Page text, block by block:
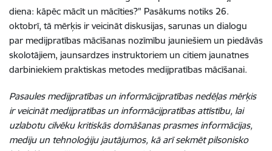
diena: kāpēc mācīt un mācīties?" Pasākums notiks 26.
oktobrī, tā mērķis ir veicināt diskusijas, sarunas un dialogu
par medijpratības mācīšanas nozīmību jauniešiem un piedāvās
skolotājiem, jaunsardzes instruktoriem un citiem jaunatnes
darbiniekiem praktiskas metodes medijpratības mācīšanai.
Pasaules medijpratības un informācijpratības nedēļas mērķis
ir veicināt medijpratības un informācijpratības attīstību, lai
uzlabotu cilvēku kritiskās domāšanas prasmes informācijas,
mediju un tehnoloģiju jautājumos, kā arī sekmēt pilsonisko